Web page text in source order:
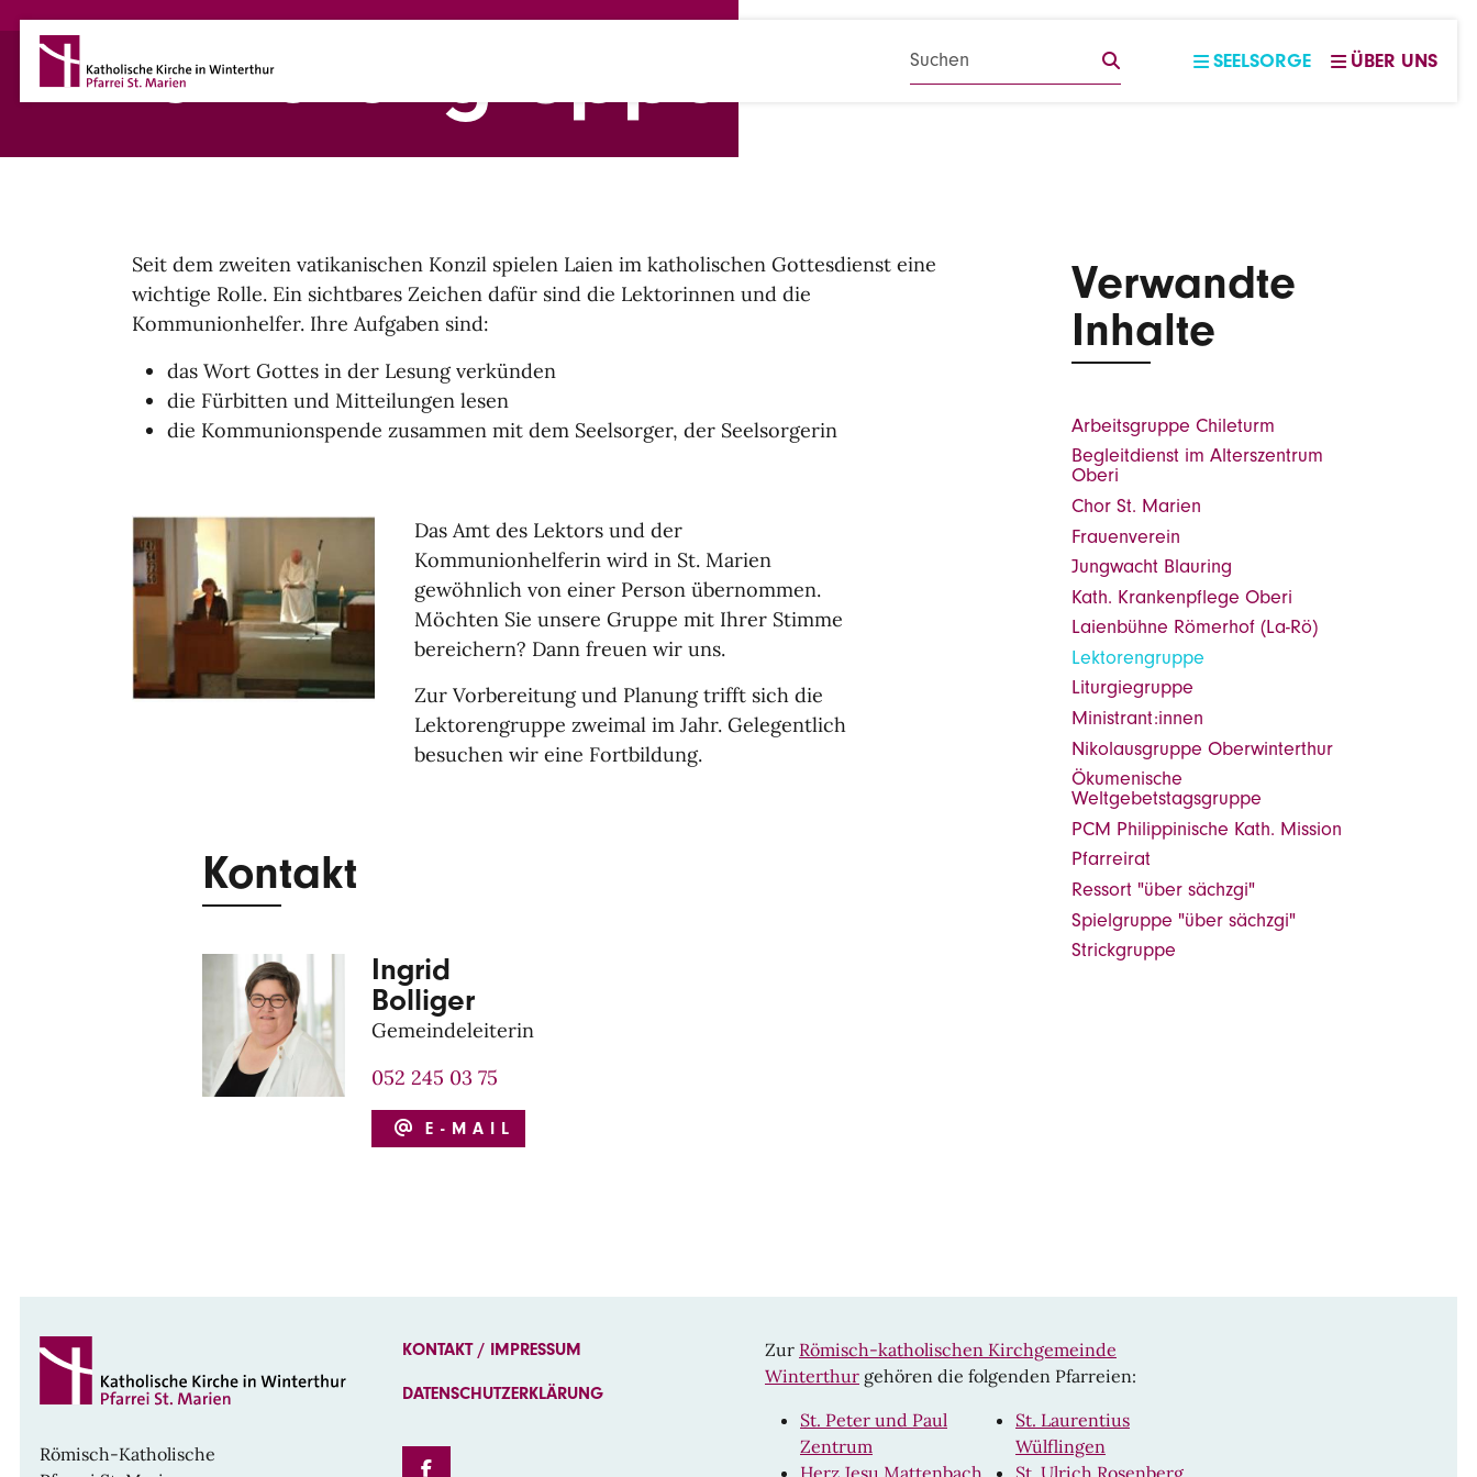
Direkt zum Inhalt
SUCHBEGRIFF SUCHESEELSORGE ÜBER UNS
Lektorengruppe
Seit dem zweiten vatikanischen Konzil spielen Laien im katholischen Gottesdienst eine
wichtige Rolle. Ein sichtbares Zeichen dafür sind die Lektorinnen und die
Kommunionhelfer. Ihre Aufgaben sind:
das Wort Gottes in der Lesung verkünden
die Fürbitten und Mitteilungen lesen
die Kommunionspende zusammen mit dem Seelsorger, der Seelsorgerin
Das Amt des Lektors und der
Kommunionhelferin wird in St. Marien
gewöhnlich von einer Person übernommen.
Möchten Sie unsere Gruppe mit Ihrer Stimme
bereichern? Dann freuen wir uns.
Zur Vorbereitung und Planung trifft sich die
Lektorengruppe zweimal im Jahr. Gelegentlich
besuchen wir eine Fortbildung.
Kontakt
Ingrid
Bolliger
Gemeindeleiterin
052 245 03 75
E-MAIL
Verwandte
Inhalte
Arbeitsgruppe Chileturm
Begleitdienst im Alterszentrum
Oberi
Chor St. Marien
Frauenverein
Jungwacht Blauring
Kath. Krankenpflege Oberi
Laienbühne Römerhof (La-Rö)
Lektorengruppe
Liturgiegruppe
Ministrant:innen
Nikolausgruppe Oberwinterthur
Ökumenische
Weltgebetstagsgruppe
PCM Philippinische Kath. Mission
Pfarreirat
Ressort "über sächzgi"
Spielgruppe "über sächzgi"
Strickgruppe
Römisch-Katholische
KONTAKT / IMPRESSUM
DATENSCHUTZERKLÄRUNG
FACEBOOK
Zur Römisch-katholischen Kirchgemeinde
Winterthur gehören die folgenden Pfarreien:
St. Peter und Paul
Zentrum
St. Laurentius
Wülflingen